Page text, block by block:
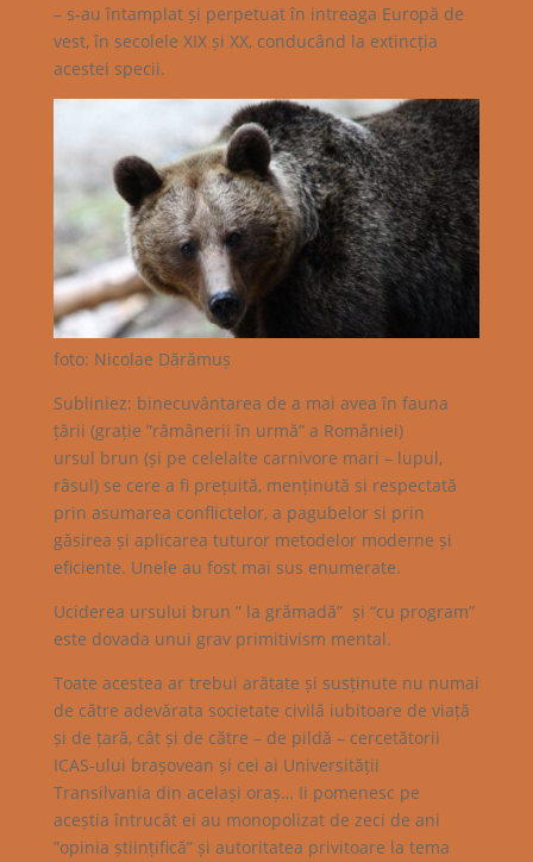
– s-au întamplat și perpetuat în intreaga Europă de
vest, în secolele XIX și XX, conducând la extincția
acestei specii.
foto: Nicolae Dărămuș
Subliniez: binecuvântarea de a mai avea în fauna
țării (grație ”rămânerii în urmă” a României)
ursul brun (și pe celelalte carnivore mari – lupul,
râsul) se cere a fi prețuită, menținută si respectată
prin asumarea conflictelor, a pagubelor si prin
găsirea și aplicarea tuturor metodelor moderne și
eficiente. Unele au fost mai sus enumerate.
Uciderea ursului brun ” la grămadă” și “cu program”
este dovada unui grav primitivism mental.
Toate acestea ar trebui arătate și susținute nu numai
de către adevărata societate civilă iubitoare de viață
și de țară, cât și de către – de pildă – cercetătorii
ICAS-ului brașovean și cei ai Universității
Transilvania din același oraș… Ii pomenesc pe
aceștia întrucât ei au monopolizat de zeci de ani
”opinia științifică” și autoritatea privitoare la tema